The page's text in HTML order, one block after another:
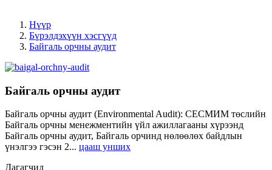
Нүүр
Бүрэлдэхүүн хэсгүүд
Байгаль орчны аудит
Байгаль орчны аудит
Байгаль орчны аудит (Environmental Audit): СЕСМИМ төслийн
Байгаль орчны менежментийн үйл ажиллагааны хүрээнд
Байгаль орчны аудит, Байгаль орчинд нөлөөлөх байдлын
үнэлгээ гэсэн 2... цааш унших
Дагагчид